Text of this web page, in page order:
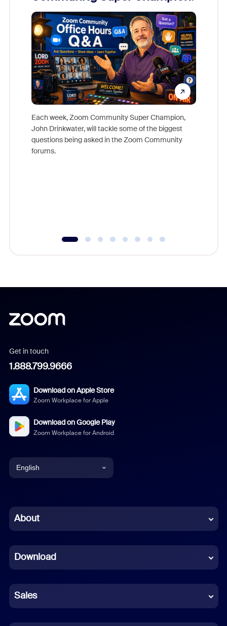
Each week, Zoom Community Super Champion,
John Drinkwater, will tackle some of the biggest
questions being asked in the Zoom Community
forums.
Get in touch
1.888.799.9666
Download on Apple Store
Zoom Workplace for Apple
Download on Google Play
Zoom Workplace for Android
English
Chinese (Simplified)
French
German
Indonesian
About
Download
Sales